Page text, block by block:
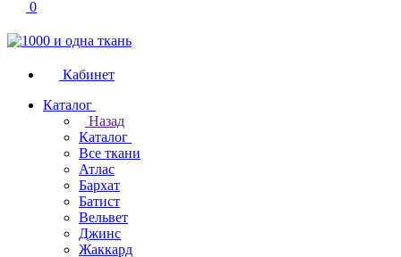
0
Кабинет
Каталог
Назад
Каталог
Все ткани
Атлас
Бархат
Батист
Вельвет
Джинс
Жаккард